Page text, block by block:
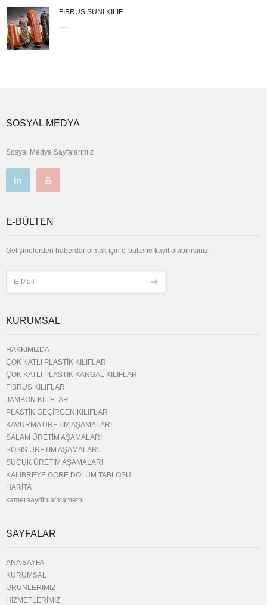
FİBRUS SUNİ KILIF
---
SOSYAL MEDYA
Sosyal Medya Sayfalarımız
E-BÜLTEN
Gelişmelerden haberdar olmak için e-bültene kayıt olabilirsiniz.
KURUMSAL
HAKKIMIZDA
ÇOK KATLI PLASTİK KILIFLAR
ÇOK KATLI PLASTİK KANGAL KILIFLAR
FİBRUS KILIFLAR
JAMBON KILIFLAR
PLASTİK GEÇİRGEN KILIFLAR
KAVURMA ÜRETİM AŞAMALARI
SALAM ÜRETİM AŞAMALARI
SOSİS ÜRETİM AŞAMALARI
SUCUK ÜRETİM AŞAMALARI
KALİBREYE GÖRE DOLUM TABLOSU
HARİTA
kameraaydinlatmametni
SAYFALAR
ANA SAYFA
KURUMSAL
ÜRÜNLERİMİZ
HİZMETLERİMİZ